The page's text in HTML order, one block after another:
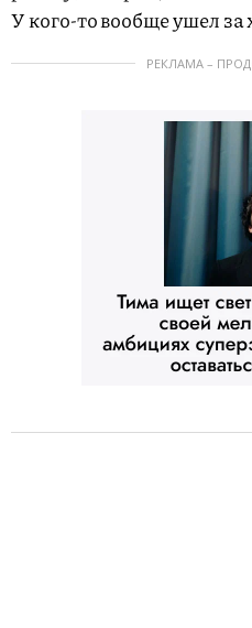
У кого-то вообще ушел за
РЕКЛАМА –